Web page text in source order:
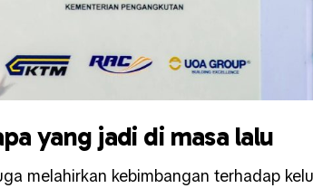
yang jadi di masa lalu
melahirkan kebimbangan terhadap